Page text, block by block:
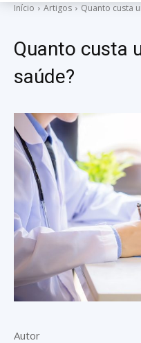
Início Artigos Quanto custa
Quanto custa
saúde?
Autor